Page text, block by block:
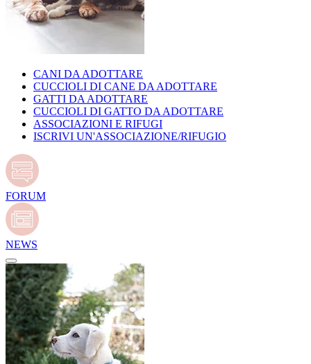
CANI DA ADOTTARE
CUCCIOLI DI CANE DA ADOTTARE
GATTI DA ADOTTARE
CUCCIOLI DI GATTO DA ADOTTARE
ASSOCIAZIONI E RIFUGI
ISCRIVI UN'ASSOCIAZIONE/RIFUGIO
FORUM
NEWS